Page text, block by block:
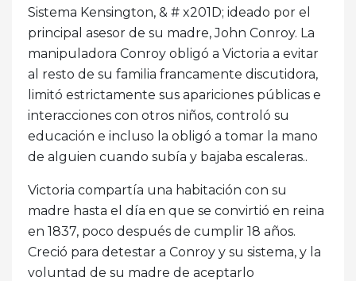
Sistema Kensington, & # x201D; ideado por el
principal asesor de su madre, John Conroy. La
manipuladora Conroy obligó a Victoria a evitar
al resto de su familia francamente discutidora,
limitó estrictamente sus apariciones públicas e
interacciones con otros niños, controló su
educación e incluso la obligó a tomar la mano
de alguien cuando subía y bajaba escaleras..
Victoria compartía una habitación con su
madre hasta el día en que se convirtió en reina
en 1837, poco después de cumplir 18 años.
Creció para detestar a Conroy y su sistema, y ​​la
voluntad de su madre de aceptarlo